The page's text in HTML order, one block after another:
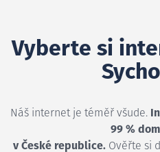
Vyberte si
Náš internet je téměř všude.
99 %
v České republice. Ověřte si